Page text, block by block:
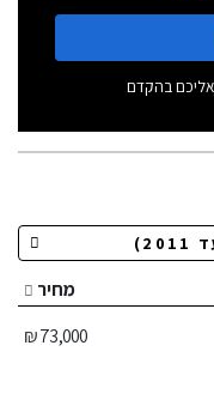
אליכם בהקדם
מחיר
73,000 ₪